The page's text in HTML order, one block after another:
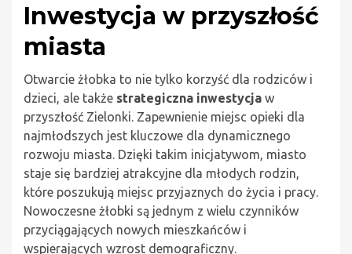
Inwestycja w przyszłość
miasta
Otwarcie żłobka to nie tylko korzyść dla rodziców i
dzieci, ale także strategiczna inwestycja w
przyszłość Zielonki. Zapewnienie miejsc opieki dla
najmłodszych jest kluczowe dla dynamicznego
rozwoju miasta. Dzięki takim inicjatywom, miasto
staje się bardziej atrakcyjne dla młodych rodzin,
które poszukują miejsc przyjaznych do życia i pracy.
Nowoczesne żłobki są jednym z wielu czynników
przyciągających nowych mieszkańców i
wspierających wzrost demograficzny.